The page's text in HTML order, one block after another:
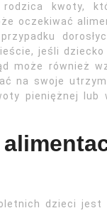
kwoty,
oczekiwać
jeśli
może również
na swoje
pieniężnej lub
dzieci